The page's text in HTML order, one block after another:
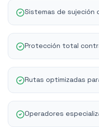
Sistemas de
Protección total
Rutas optimizadas
Operadores